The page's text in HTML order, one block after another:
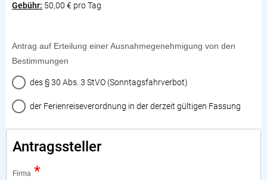
Gebühr: 50,00 € pro Tag
Antrag auf Erteilung einer Ausnahmegenehmigung von den
Bestimmungen
des § 30 Abs. 3 StVO (Sonntagsfahrverbot)
der Ferienreiseverordnung in der derzeit gültigen Fassung
Antragssteller
Firma *